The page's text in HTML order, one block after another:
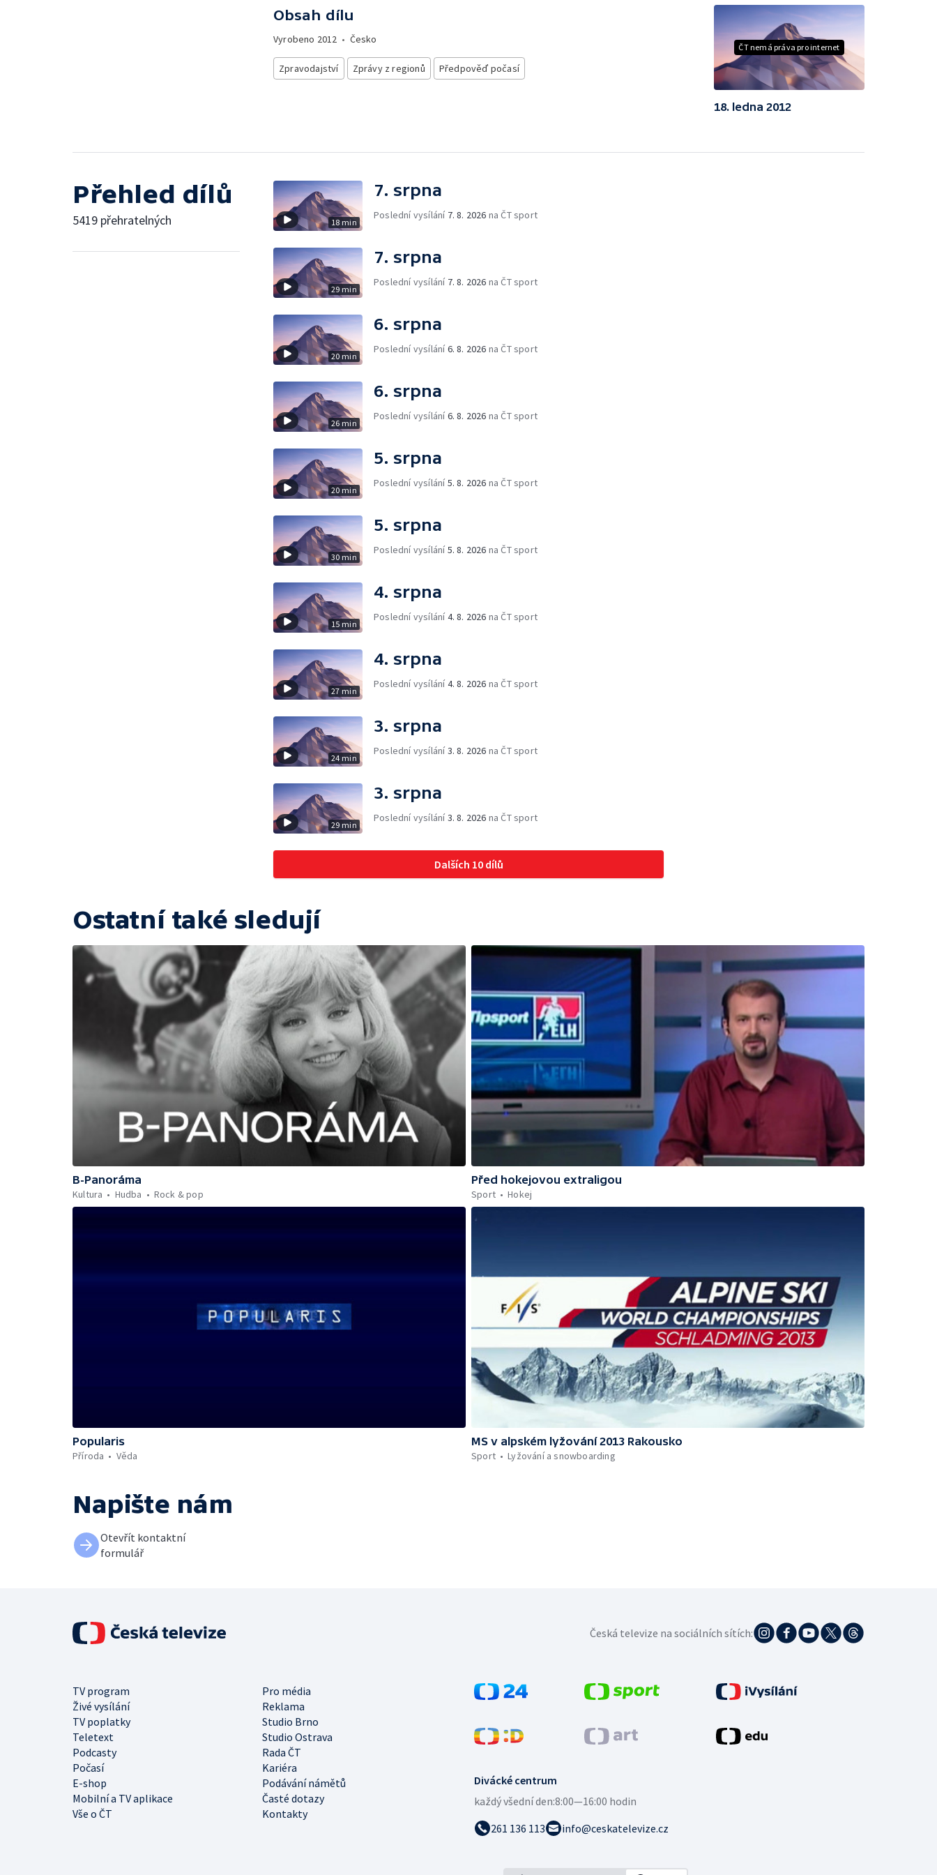
Obsah dílu
Vyrobeno 2012 • Česko
Zpravodajství Zprávy z regionů Předpověď počasí
ČT nemá práva pro internet
18. ledna 2012
Přehled dílů
5419 přehratelných 18 min
7. srpna
Poslední vysílání 7. 8. 2026 na ČT sport
29 min
7. srpna
Poslední vysílání 7. 8. 2026 na ČT sport
20 min
6. srpna
Poslední vysílání6. 8. 2026 na ČT sport
26 min
6. srpna
Poslední vysílání6. 8. 2026 na ČT sport
20 min
5. srpna
Poslední vysílání5. 8. 2026 na ČT sport
30 min
5. srpna
Poslední vysílání5. 8. 2026 na ČT sport
15 min
4. srpna
Poslední vysílání4. 8. 2026 na ČT sport
27 min
4. srpna
Poslední vysílání4. 8. 2026 na ČT sport
24 min
3. srpna
Poslední vysílání3. 8. 2026 na ČT sport
29 min
3. srpna
Poslední vysílání3. 8. 2026 na ČT sport
Dalších 10 dílů
Ostatní také sledují
B-Panoráma
Kultura
Hudba Rock & pop
Před hokejovou extraligou
Sport
Hokej
Popularis
Příroda
Věda
MS v alpském lyžování 2013 Rakousko
Sport
Lyžování a snowboarding
Napište nám
Otevřít kontaktní
formulář
Divácké centrum
každý všední den:8:00—16:00 hodin
261 136 113
info@ceskatelevize.cz
TV program
Pro média
Živé vysílání
Reklama
TV poplatky
Studio Brno
Teletext
Studio Ostrava
Podcasty
Rada ČT
Počasí
Kariéra
E-shop
Podávání námětů
Mobilní a TV aplikace
Časté dotazy
Vše o ČT
Kontakty
Česká televize na sociálních sítích: